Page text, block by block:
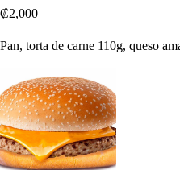
₡2,000
Pan, torta de carne 110g, queso